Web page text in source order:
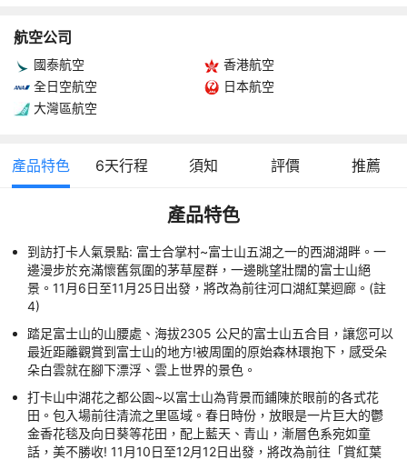
航空公司
國泰航空
香港航空
全日空航空
日本航空
大灣區航空
產品特色 6天行程 須知 評價 推薦
產品特色
到訪打卡人氣景點: 富士合掌村~富士山五湖之一的西湖湖畔。一
邊漫步於充滿懷舊氛圍的茅草屋群，一邊眺望壯闊的富士山絕
景。11月6日至11月25日出發，將改為前往河口湖紅葉迴廊。(註
4)
踏足富士山的山腰處、海拔2305 公尺的富士山五合目，讓您可以
最近距離觀賞到富士山的地方!被周圍的原始森林環抱下，感受朵
朵白雲就在腳下漂浮、雲上世界的景色。
打卡山中湖花之都公園~以富士山為背景而鋪陳於眼前的各式花
田。包入場前往清流之里區域。春日時份，放眼是一片巨大的鬱
金香花毯及向日葵等花田，配上藍天、青山，漸層色系宛如童
話，美不勝收! 11月10日至12月12日出發，將改為前往「賞紅葉